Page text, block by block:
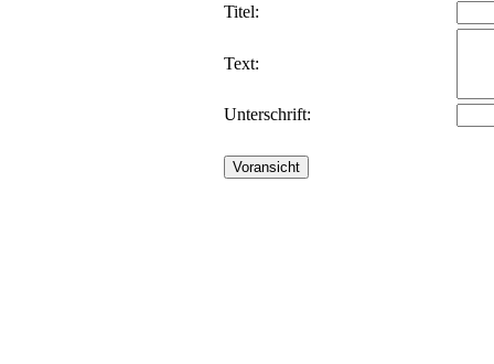
Titel:
Text:
Unterschrift: